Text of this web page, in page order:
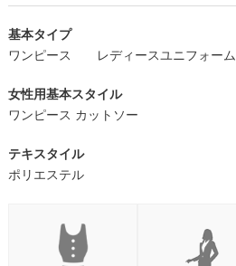
基本タイプ
ワンピース
レディースユニフォーム
女性用基本スタイル
ワンピース カットソー
テキスタイル
ポリエステル